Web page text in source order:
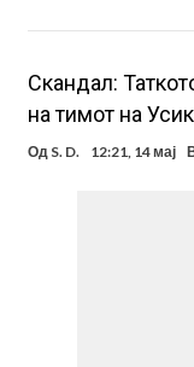
Скандал:
на тимот на
Од S. D. 12:21, 14 мај